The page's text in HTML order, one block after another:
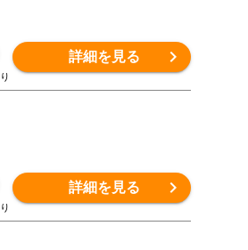
詳細を見る
詳細を見る